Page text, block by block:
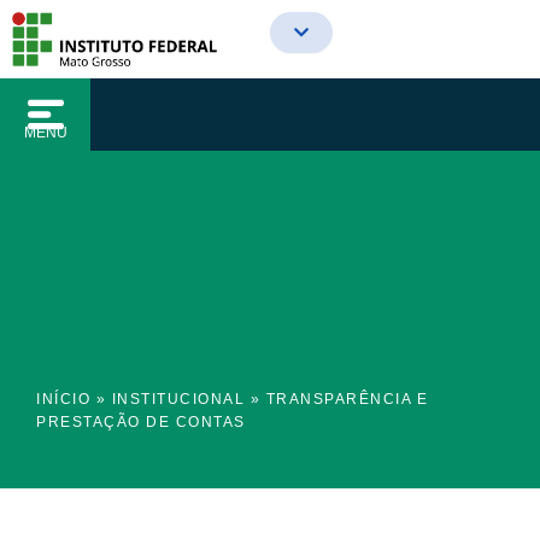
conteúdo
para
conteúdo
MENU
INÍCIO » INSTITUCIONAL » TRANSPARÊNCIA E
PRESTAÇÃO DE CONTAS